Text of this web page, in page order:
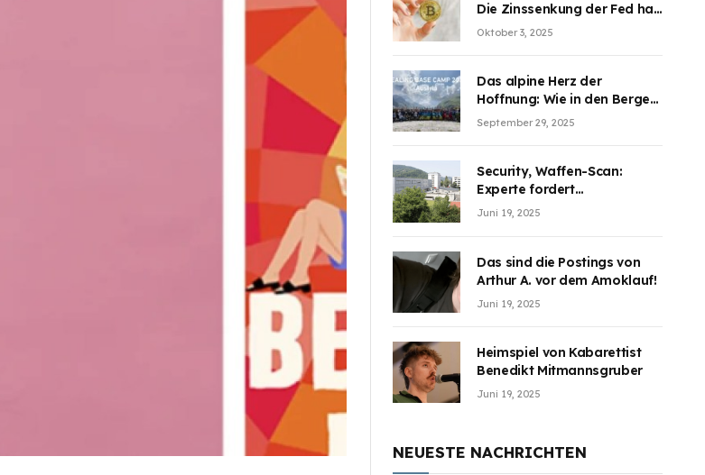
Die Zinssenkung der Fed hat
die Aufmerksamkeit des
teilzuhaben
Oktober 3, 2025
Das alpine Herz der
Hoffnung: Wie in den Bergen
Österreichs die unsichtbaren
September 29, 2025
Security, Waffen-Scan:
Experte fordert
Sicherheitsdiskussion an
Juni 19, 2025
Das sind die Postings von
Arthur A. vor dem Amoklauf!
Juni 19, 2025
Heimspiel von Kabarettist
Benedikt Mitmannsgruber
Juni 19, 2025
NEUESTE NACHRICHTEN